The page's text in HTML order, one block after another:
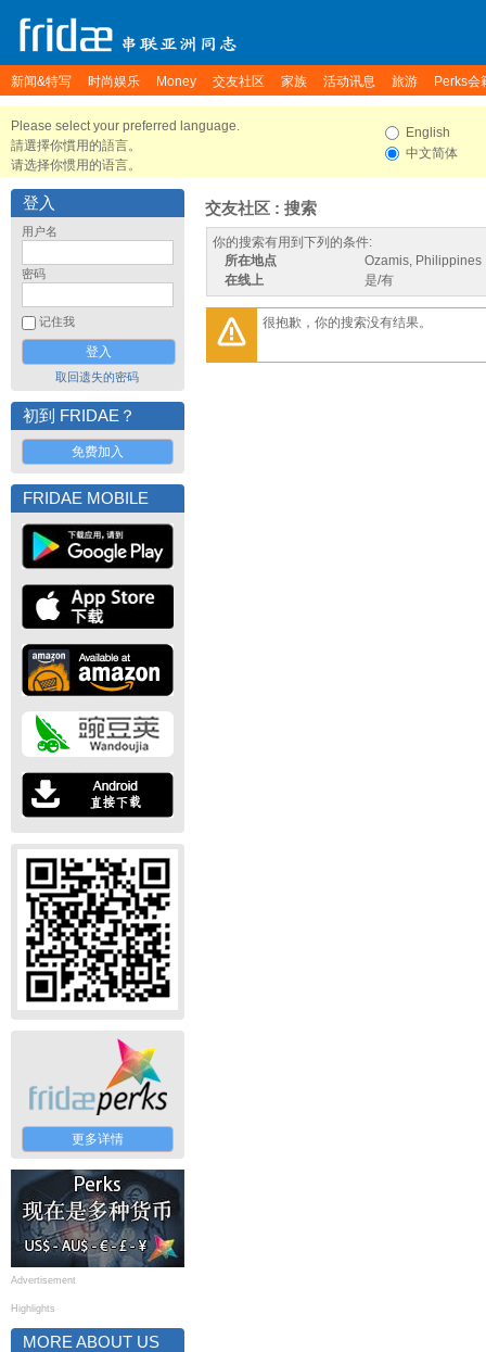
新闻&特写 时尚娱乐 Money 交友社区 家族 活动讯息 旅游 Perks会
Please select your preferred language.
請選擇你慣用的語言。
请选择你惯用的语言。
English
中文简体
登入
用户名
密码
记住我
取回遗失的密码
初到 FRIDAE？
免费加入
FRIDAE MOBILE
更多详情
Advertisement
Highlights
MORE ABOUT US
交友社区 : 搜索
你的搜索有用到下列的条件:
所在地点
Ozamis, Philippines
在线上
是/有
很抱歉，你的搜索没有结果。